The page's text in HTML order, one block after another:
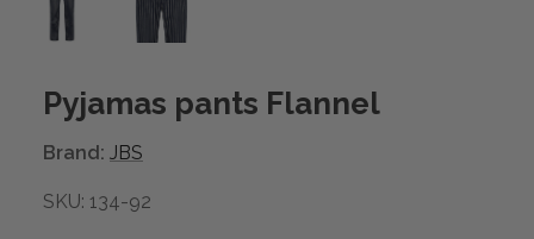
Pyjamas pants Flannel
Brand: JBS
SKU: 134-92